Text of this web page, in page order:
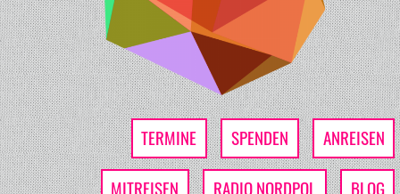
TERMINE SPENDEN
ANREISEN
MITREISEN
RADIO NORDPOL
BLOG